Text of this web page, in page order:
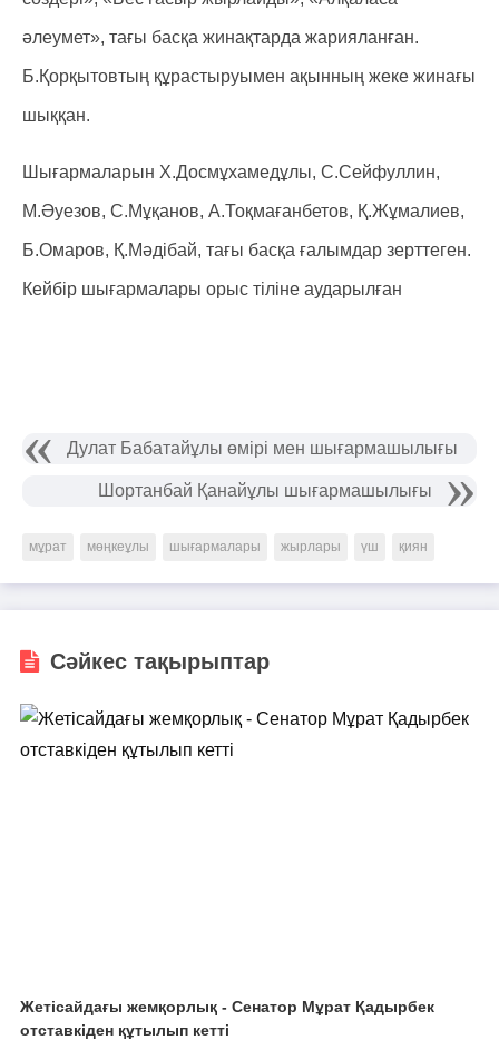
әлеумет», тағы басқа жинақтарда жарияланған.
Б.Қорқытовтың құрастыруымен ақынның жеке жинағы
шыққан.
Шығармаларын Х.Досмұхамедұлы, С.Сейфуллин,
М.Әуезов, С.Мұқанов, А.Тоқмағанбетов, Қ.Жұмалиев,
Б.Омаров, Қ.Мәдібай, тағы басқа ғалымдар зерттеген.
Кейбір шығармалары орыс тіліне аударылған
Дулат Бабатайұлы өмірі мен шығармашылығы
Шортанбай Қанайұлы шығармашылығы
мұрат мөңкеұлы шығармалары жырлары үш қиян
Сәйкес тақырыптар
Жетісайдағы жемқорлық - Сенатор Мұрат Қадырбек
отставкіден құтылып кетті